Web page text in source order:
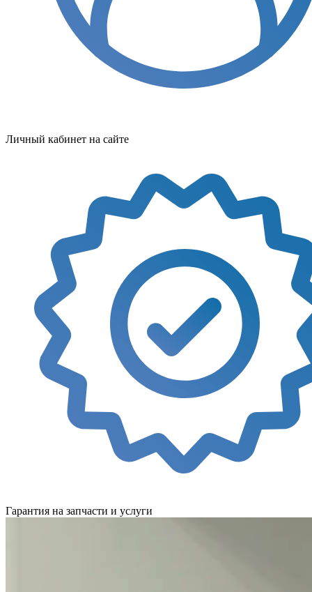
Личный кабинет на сайте
Гарантия на запчасти и услуги